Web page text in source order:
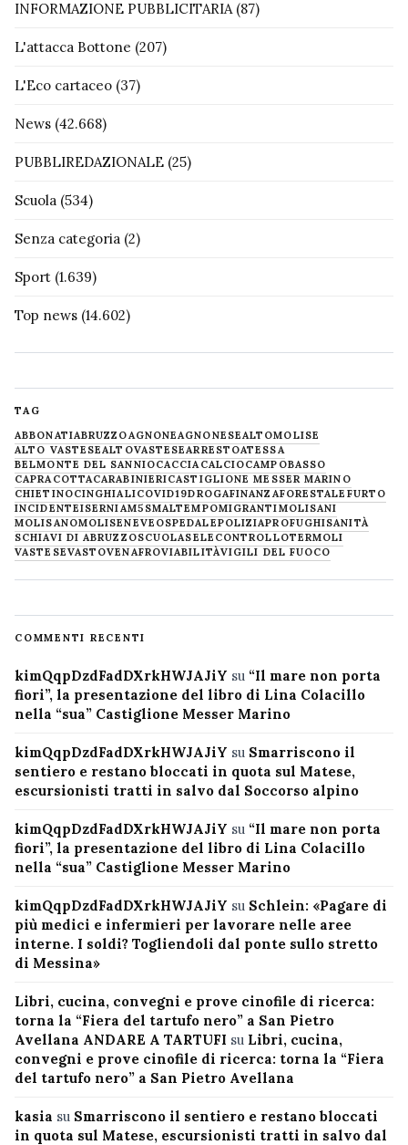
INFORMAZIONE PUBBLICITARIA(87)
L'attacca Bottone (207)
L'Eco cartaceo (37)
News (42.668)
PUBBLIREDAZIONALE (25)
Scuola (534)
Senza categoria (2)
Sport (1.639)
Top news (14.602)
TAG
ABBONATIABRUZZOAGNONEAGNONESEALTOMOLISE
ALTO VASTESEALTOVASTESEARRESTOATESSA
BELMONTE DEL SANNIOCACCIACALCIOCAMPOBASSO
CAPRACOTTACARABINIERICASTIGLIONE MESSER MARINO
CHIETINOCINGHIALICOVID19DROGAFINANZAFORESTALE FURTO
INCIDENTEISERNIAM5SMALTEMPOMIGRANTIMOLISANI
MOLISANOMOLISENEVE OSPEDALEPOLIZIAPROFUGHISANITÀ
SCHIAVI DI ABRUZZOSCUOLASELECONTROLLOTERMOLI
VASTESEVASTOVENAFROVIABILITÀVIGILI DEL FUOCO
COMMENTI RECENTI
kimQqpDzdFadDXrkHWJAJiY su “Il mare non porta
fiori”, la presentazione del libro di Lina Colacillo
nella “sua” Castiglione Messer Marino
kimQqpDzdFadDXrkHWJAJiY su Smarriscono il
sentiero e restano bloccati in quota sul Matese,
escursionisti tratti in salvo dal Soccorso alpino
kimQqpDzdFadDXrkHWJAJiY su “Il mare non porta
fiori”, la presentazione del libro di Lina Colacillo
nella “sua” Castiglione Messer Marino
kimQqpDzdFadDXrkHWJAJiY su Schlein: «Pagare di
più medici e infermieri per lavorare nelle aree
interne. I soldi? Togliendoli dal ponte sullo stretto
di Messina»
Libri, cucina, convegni e prove cinofile di ricerca:
torna la “Fiera del tartufo nero” a San Pietro
Avellana ANDARE A TARTUFI su Libri, cucina,
convegni e prove cinofile di ricerca: torna la “Fiera
del tartufo nero” a San Pietro Avellana
kasia su Smarriscono il sentiero e restano bloccati
in quota sul Matese, escursionisti tratti in salvo dal